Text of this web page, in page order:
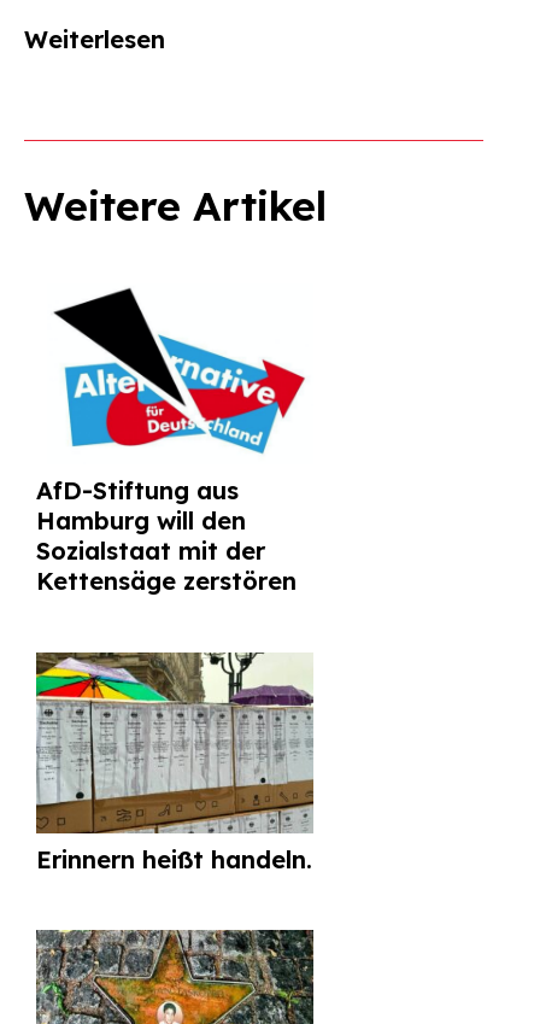
Weiterlesen
Weitere Artikel
AfD-Stiftung aus
Hamburg will den
Sozialstaat mit der
Kettensäge zerstören
Erinnern heißt handeln.